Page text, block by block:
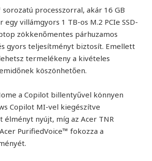
sorozatú processzorral, akár 16 GB
egy villámgyors 1 TB-os M.2 PCIe SSD-
zökkenőmentes párhuzamos
gyors teljesítményt biztosít. Emellett
termelékeny a kivételes
köszönhetően.
a Copilot billentyűvel könnyen
Copilot MI-vel kiegészítve
élményt nyújt, míg az Acer TNR
PurifiedVoice™ fokozza a